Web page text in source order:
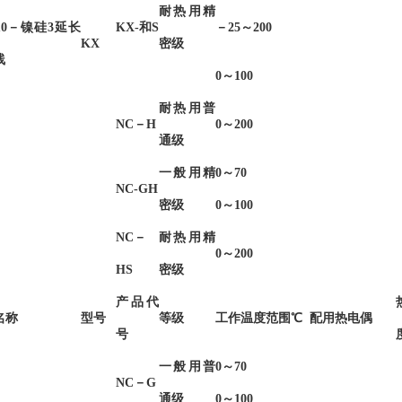
－镍硅3延长
KX
KX-和S
耐热用精
密级
－25～200
0～100
NC－H
耐热用普
通级
0～200
NC-GH
一般用精
密级
0～70
0～100
NC－
HS
耐热用精
密级
0～200
称 型号
产品代
号
等级 工作温度范围℃ 配用热电偶
NC－G
一般用普
通级
0～70
0～100